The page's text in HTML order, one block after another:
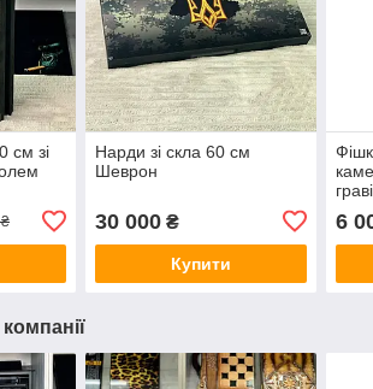
см зі
Нарди зі скла 60 см
Шеврон
30 000₴
Купити
6